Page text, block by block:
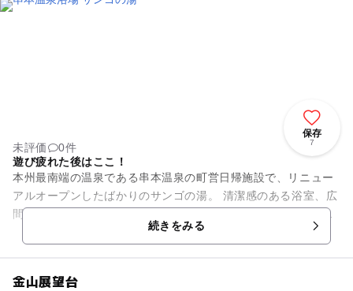
保存
7
未評価
0件
遊び疲れた後はここ！
本州最南端の温泉である串本温泉の町営日帰施設で、リニュー
アルオープンしたばかりのサンゴの湯。 清潔感のある浴室、広
間の休息室、ロビーが、ゆったりとしたくつろぎの空間をご作
続きをみる
金山展望台